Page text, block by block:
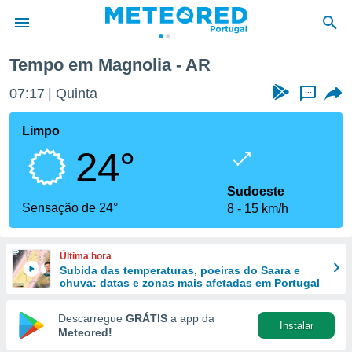
da
foi
fornecidas
a este
das
e
forma
digital
Tempo em Magnolia - AR
07:17 Quinta ...
Limpo
24°
Sensação de 24°
Sudoeste
8
15 km/h
Última hora
Subida das temperaturas, poeiras do Saara e
chuva: datas e zonas mais afetadas em Portugal
Descarregue GRÁTIS a app da
Meteored!
Instalar